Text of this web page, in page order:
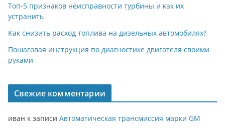
Топ-5 признаков неисправности турбины и как их
устранить
Как снизить расход топлива на дизельных автомобилях?
Пошаговая инструкция по диагностике двигателя своими
руками
Свежие комментарии
иван к записи Автоматическая трансмиссия марки GM